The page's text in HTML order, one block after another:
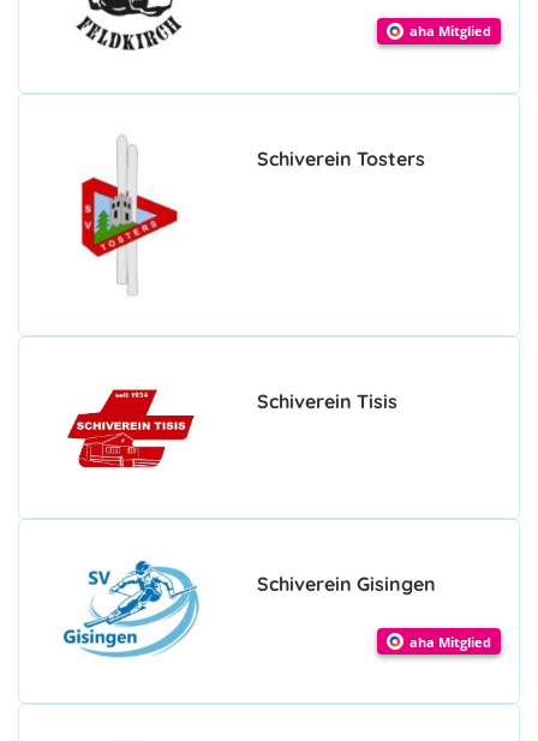
aha Mitglied
Schiverein Tosters
Schiverein Tisis
Schiverein Gisingen
aha Mitglied